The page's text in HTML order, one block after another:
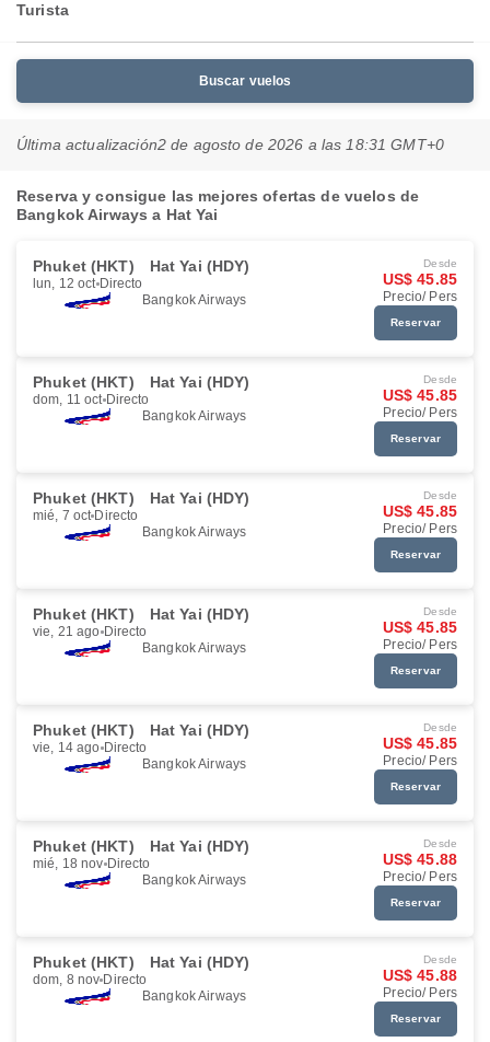
Turista
Buscar vuelos
Última actualización2 de agosto de 2026 a las 18:31 GMT+0
Reserva y consigue las mejores ofertas de vuelos de
Bangkok Airways a Hat Yai
Phuket (HKT) Hat Yai (HDY)
lun, 12 oct Directo
Bangkok Airways
Desde
US$ 45.85
Precio/ Pers
Reservar
Phuket (HKT) Hat Yai (HDY)
dom, 11 oct Directo
Bangkok Airways
Desde
US$ 45.85
Precio/ Pers
Reservar
Phuket (HKT) Hat Yai (HDY)
mié, 7 oct Directo
Bangkok Airways
Desde
US$ 45.85
Precio/ Pers
Reservar
Phuket (HKT) Hat Yai (HDY)
vie, 21 ago Directo
Bangkok Airways
Desde
US$ 45.85
Precio/ Pers
Reservar
Phuket (HKT) Hat Yai (HDY)
vie, 14 ago Directo
Bangkok Airways
Desde
US$ 45.85
Precio/ Pers
Reservar
Phuket (HKT) Hat Yai (HDY)
mié, 18 nov Directo
Bangkok Airways
Desde
US$ 45.88
Precio/ Pers
Reservar
Phuket (HKT) Hat Yai (HDY)
dom, 8 nov Directo
Bangkok Airways
Desde
US$ 45.88
Precio/ Pers
Reservar